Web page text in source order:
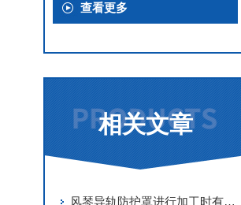
查看更多
相关文章
风琴导轨防护罩进行加工时有哪些要求